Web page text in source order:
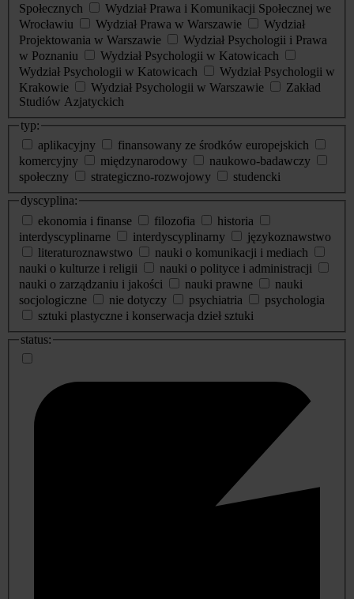
Społecznych
Wydział Prawa i Komunikacji Społecznej we
Wrocławiu
Wydział Prawa w Warszawie
Wydział
Projektowania w Warszawie
Wydział Psychologii i Prawa
w Poznaniu
Wydział Psychologii w Katowicach
Wydział Psychologii w Katowicach
Wydział Psychologii w
Krakowie
Wydział Psychologii w Warszawie
Zakład
Studiów Azjatyckich
typ:
aplikacyjny
finansowany ze środków europejskich
komercyjny
międzynarodowy
naukowo-badawczy
społeczny
strategiczno-rozwojowy
studencki
dyscyplina:
ekonomia i finanse
filozofia
historia
interdyscyplinarne
interdyscyplinarny
językoznawstwo
literaturoznawstwo
nauki o komunikacji i mediach
nauki o kulturze i religii
nauki o polityce i administracji
nauki o zarządzaniu i jakości
nauki prawne
nauki
socjologiczne
nie dotyczy psychiatria
psychologia
sztuki plastyczne i konserwacja dzieł sztuki
status: